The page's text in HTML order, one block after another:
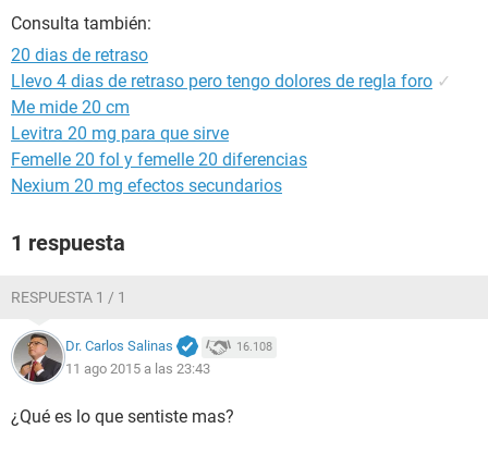
Consulta también:
20 dias de retraso
Llevo 4 dias de retraso pero tengo dolores de regla foro ✓
Me mide 20 cm
Levitra 20 mg para que sirve
Femelle 20 fol y femelle 20 diferencias
Nexium 20 mg efectos secundarios
1 respuesta
RESPUESTA 1 / 1
Dr. Carlos Salinas 16.108
11 ago 2015 a las 23:43
¿Qué es lo que sentiste mas?